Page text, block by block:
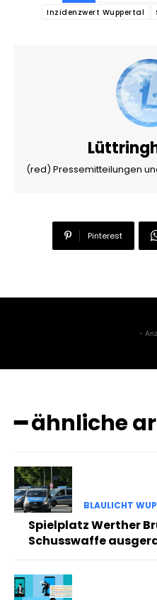
Inzidenzwert Wuppertal
(red) Pressemitteilungen
Pinterest
-
━ ähnliche
BLAULICHT
Spielplatz Werther
Schusswaffe